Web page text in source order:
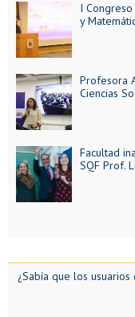
I
y
Profesora
Ciencias
Facultad
SQF Prof.
¿Sabía que los